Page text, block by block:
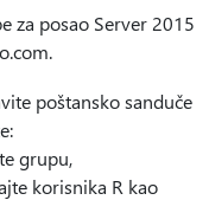
za posao Server 2015
poštansko sanduče
grupu,
korisnika R kao